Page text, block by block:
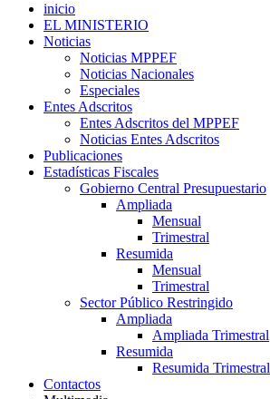
inicio
EL MINISTERIO
Noticias
Noticias MPPEF
Noticias Nacionales
Especiales
Entes Adscritos
Entes Adscritos del MPPEF
Noticias Entes Adscritos
Publicaciones
Estadísticas Fiscales
Gobierno Central Presupuestario
Ampliada
Mensual
Trimestral
Resumida
Mensual
Trimestral
Sector Público Restringido
Ampliada
Ampliada Trimestral
Resumida
Resumida Trimestral
Contactos